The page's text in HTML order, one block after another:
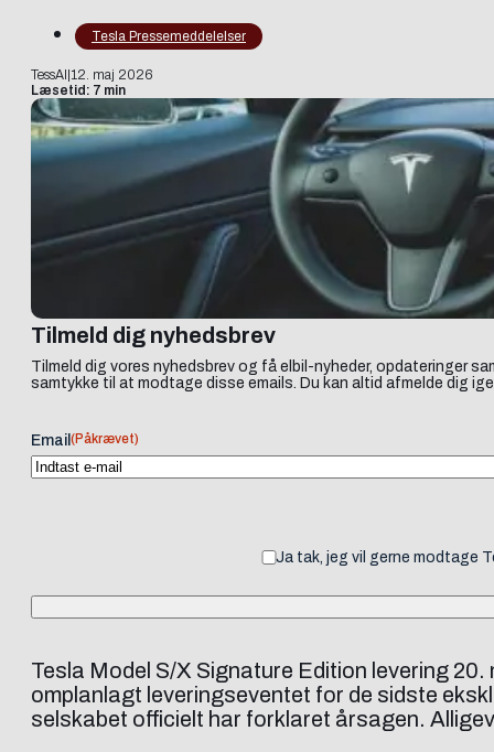
Tesla Pressemeddelelser
TessAI 12. maj 2026
Læsetid: 7 min
Tilmeld dig nyhedsbrev
Tilmeld dig vores nyhedsbrev og få elbil-nyheder, opdateringer
samtykke til at modtage disse emails. Du kan altid afmelde dig
Email (Påkrævet)
Ja tak, jeg vil gerne modtage
Tesla Model S/X Signature Edition levering
omplanlagt leveringseventet for de sidste
selskabet officielt har forklaret årsagen.